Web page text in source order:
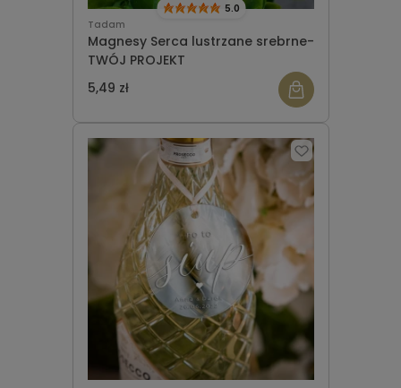
Tadam
Magnesy Serca lustrzane srebrne-
TWÓJ PROJEKT
5.0
5,49 zł